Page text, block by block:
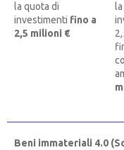
la quota di
investimenti fino a
2,5 milioni €
Beni immateriali 4.0